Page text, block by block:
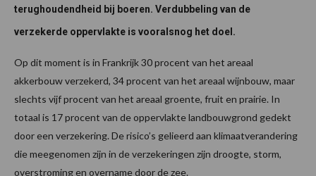
terughoudendheid bij boeren. Verdubbeling van de
verzekerde oppervlakte is vooralsnog het doel.
Op dit moment is in Frankrijk 30 procent van het areaal
akkerbouw verzekerd, 34 procent van het areaal wijnbouw, maar
slechts vijf procent van het areaal groente, fruit en prairie. In
totaal is 17 procent van de oppervlakte landbouwgrond gedekt
door een verzekering. De risico’s gelieerd aan klimaatverandering
die meegenomen zijn in de verzekeringen zijn droogte, storm,
overstroming en overname door de zee.